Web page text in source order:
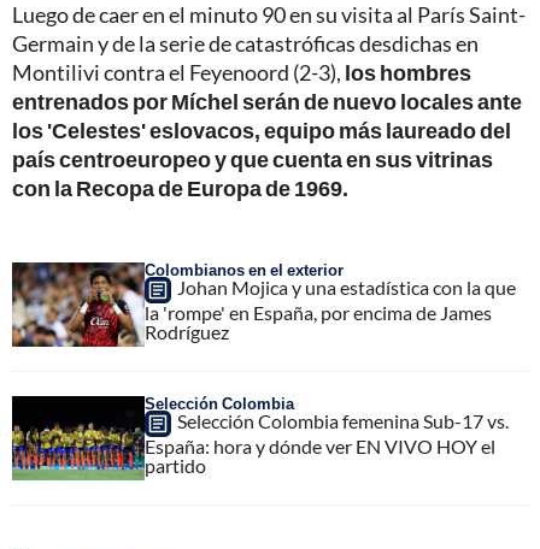
Luego de caer en el minuto 90 en su visita al París Saint-
Germain y de la serie de catastróficas desdichas en
Montilivi contra el Feyenoord (2-3), los hombres
entrenados por Míchel serán de nuevo locales ante
los 'Celestes' eslovacos, equipo más laureado del
país centroeuropeo y que cuenta en sus vitrinas
con la Recopa de Europa de 1969.
Colombianos en el exterior
Johan Mojica y una estadística con la que
la 'rompe' en España, por encima de James
Rodríguez
Selección Colombia
Selección Colombia femenina Sub-17 vs.
España: hora y dónde ver EN VIVO HOY el
partido